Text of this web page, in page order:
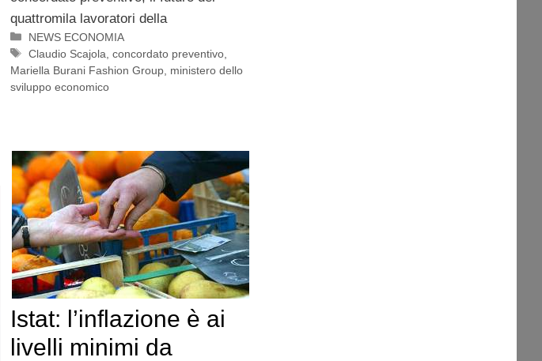
quattromila lavoratori della
Categorie
NEWS ECONOMIA
Tag
Claudio Scajola ,concordato preventivo
Mariella Burani Fashion Group, ministero dello
sviluppo economico
Istat: l’inflazione è ai
livelli minimi da